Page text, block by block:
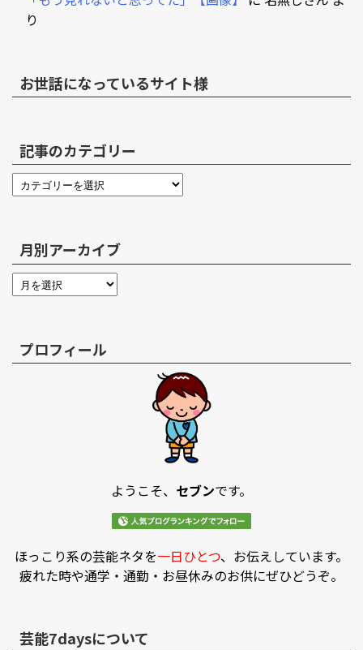
り
お世話になっているサイト様
記事のカテゴリー
月別アーカイブ
プロフィール
ようこそ、 セブンです。
ほっこり系の芸能ネタを一日ひとつ、お伝えしています。
疲れた時や通学・通勤・お昼休みのお供にぜひどうぞ。
芸能7daysについて